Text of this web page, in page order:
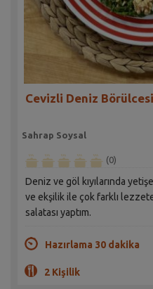
Cevizli Deniz
Sahrap Soysal
(0)
Deniz ve göl kıyılarında
ve ekşilik ile çok farklı
salatası yaptım.
Hazırlama 30 dakika
2 Kişilik